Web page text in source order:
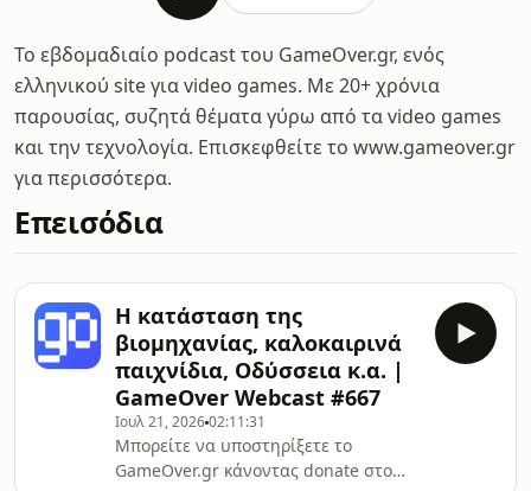
Το εβδομαδιαίο podcast του GameOver.gr, ενός
ελληνικού site για video games. Με 20+ χρόνια
παρουσίας, συζητά θέματα γύρω από τα video games
και την τεχνολογία. Επισκεφθείτε το www.gameover.gr
για περισσότερα.
Επεισόδια
Η κατάσταση της
βιομηχανίας, καλοκαιρινά
παιχνίδια, Οδύσσεια κ.α. |
GameOver Webcast #667
Ιουλ 21, 202602:11:31
Μπορείτε να υποστηρίξετε το
GameOver.gr κάνοντας donate στο